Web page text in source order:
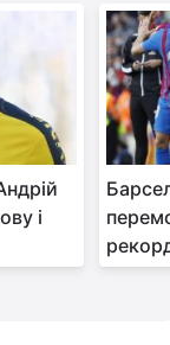
і